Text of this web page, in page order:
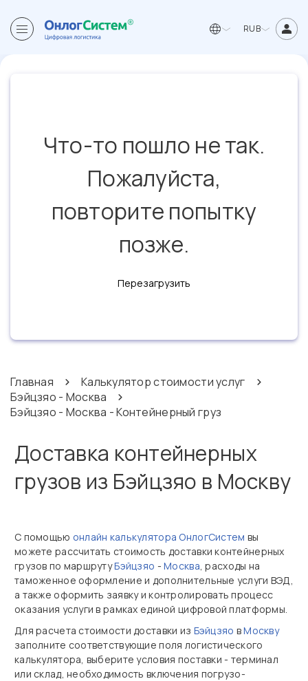
RUB
Что-то пошло не так.
Пожалуйста,
повторите попытку
позже.
Перезагрузить
Главная
Калькулятор стоимости услуг
Бэйцзяо - Москва
Бэйцзяо - Москва - Контейнерный груз
Доставка контейнерных
грузов из Бэйцзяо в Москву
С помощью онлайн калькулятора ОнлогСистем вы
можете рассчитать стоимость доставки контейнерных
грузов по маршрутуБэйцзяо -Москва, расходы на
таможенное оформление и дополнительные услуги ВЭД,
а также оформить заявку и контролировать процесс
оказания услуги в рамках единой цифровой платформы.
Для расчета стоимости доставки из Бэйцзяо вМоскву
заполните соответствующие поля логистического
калькулятора, выберите условия поставки - терминал
или склад, необходимость включения погрузо-